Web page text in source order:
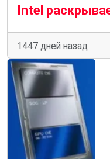
1447 дней назад